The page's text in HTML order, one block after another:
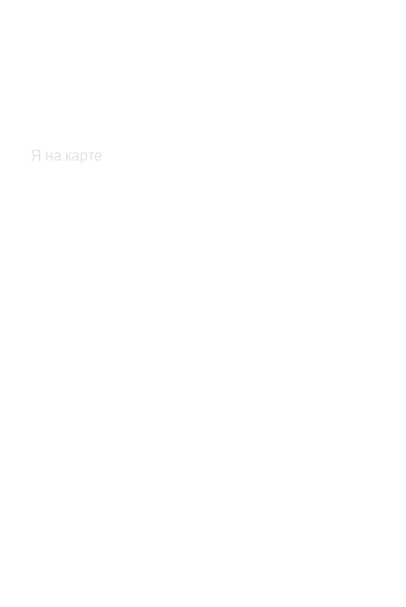
Я на карте